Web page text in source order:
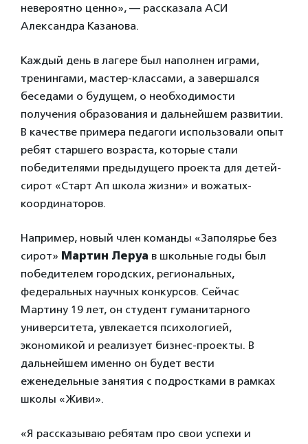
невероятно ценно», — рассказала АСИ
Александра Казанова.
Каждый день в лагере был наполнен играми,
тренингами, мастер-классами, а завершался
беседами о будущем, о необходимости
получения образования и дальнейшем развитии.
В качестве примера педагоги использовали опыт
ребят старшего возраста, которые стали
победителями предыдущего проекта для детей-
сирот «Старт Ап школа жизни» и вожатых-
координаторов.
Например, новый член команды «Заполярье без
сирот» Мартин Леруа в школьные годы был
победителем городских, региональных,
федеральных научных конкурсов. Сейчас
Мартину 19 лет, он студент гуманитарного
университета, увлекается психологией,
экономикой и реализует бизнес-проекты. В
дальнейшем именно он будет вести
еженедельные занятия с подростками в рамках
школы «Живи».
«Я рассказываю ребятам про свои успехи и